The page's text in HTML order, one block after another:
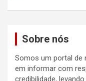
Sobre nós
Somos um portal de
em informar com
credibilidade,